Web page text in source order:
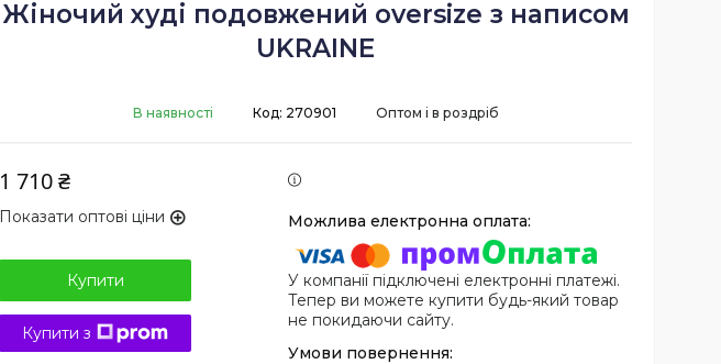
Жіночий худі подовжений oversize з написом
UKRAINE
В наявності Оптом і в роздріб
Код: 270901
1 710 ₴
Показати оптові ціни
Купити
Купити з
У компанії підключені електронні платежі.
Тепер ви можете купити будь-який товар
не покидаючи сайту.